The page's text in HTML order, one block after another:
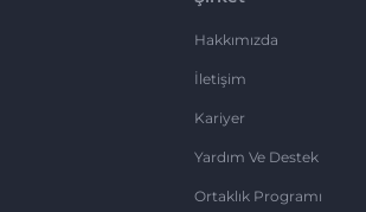
Hakkımızda
İletişim
Kariyer
Yardım Ve Destek
Ortaklık Programı